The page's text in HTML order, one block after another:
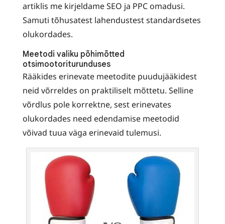
artiklis me kirjeldameSEO ja PPComadusi.
Samuti tõhusatest lahendustest standardsetes
olukordades.
Meetodi valiku põhimõtted
otsimootoriturunduses
Rääkides erinevate meetodite puudujääkidest
neid võrreldes on praktiliselt mõttetu. Selline
võrdlus pole korrektne, sest erinevates
olukordades need edendamise meetodid
võivad tuua väga erinevaid tulemusi.